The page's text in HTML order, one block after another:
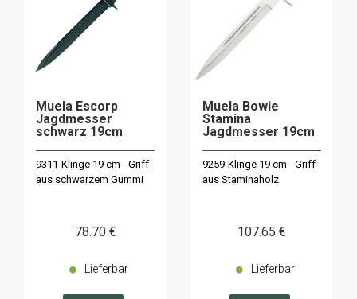
Muela Escorp
Jagdmesser
schwarz 19cm
9311-Klinge 19 cm - Griff
aus schwarzem Gummi
78.70 €
Lieferbar
Muela Bowie
Stamina
Jagdmesser 19cm
9259-Klinge 19 cm - Griff
aus Staminaholz
107.65 €
Lieferbar